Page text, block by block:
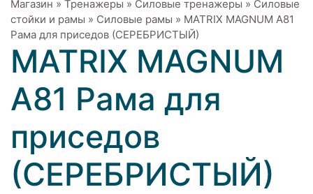
Магазин » Тренажеры » Силовые тренажеры » Силовые
стойки и рамы » Силовые рамы » MATRIX MAGNUM A81
Рама для приседов (СЕРЕБРИСТЫЙ)
MATRIX MAGNUM
A81 Рама для
приседов
(СЕРЕБРИСТЫЙ)